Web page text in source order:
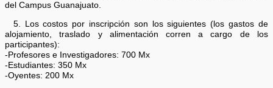
del Campus Guanajuato.
5. Los costos por inscripción son los siguientes (los gastos de
alojamiento, traslado y alimentación corren a cargo de los
participantes):
-Profesores e Investigadores: 700 Mx
-Estudiantes: 350 Mx
-Oyentes: 200 Mx